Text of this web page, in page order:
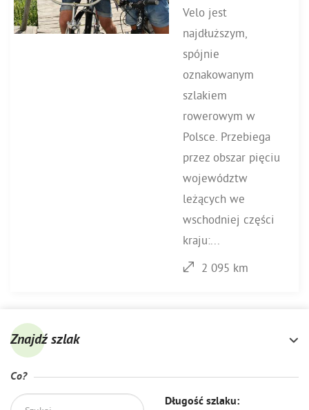
Velo jest
najdłuższym,
spójnie
oznakowanym
szlakiem
rowerowym w
Polsce. Przebiega
przez obszar pięciu
województw
leżących we
wschodniej części
kraju:...
2 095 km
Znajdź szlak
Co?
Długość szlaku: